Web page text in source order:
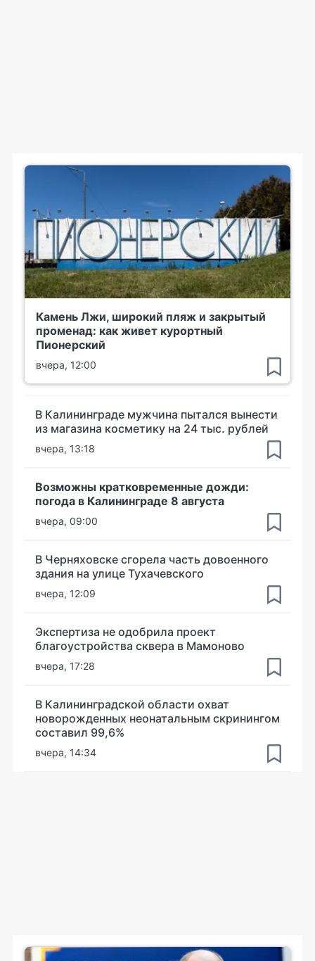
Камень Лжи, широкий пляж и закрытый
променад: как живет курортный
Пионерский
вчера, 12:00
В Калининграде мужчина пытался вынести
из магазина косметику на 24 тыс. рублей
вчера, 13:18
Возможны кратковременные дожди:
погода в Калининграде 8 августа
вчера, 09:00
В Черняховске сгорела часть довоенного
здания на улице Тухачевского
вчера, 12:09
Экспертиза не одобрила проект
благоустройства сквера в Мамоново
вчера, 17:28
В Калининградской области охват
новорожденных неонатальным скринингом
составил 99,6%
вчера, 14:34